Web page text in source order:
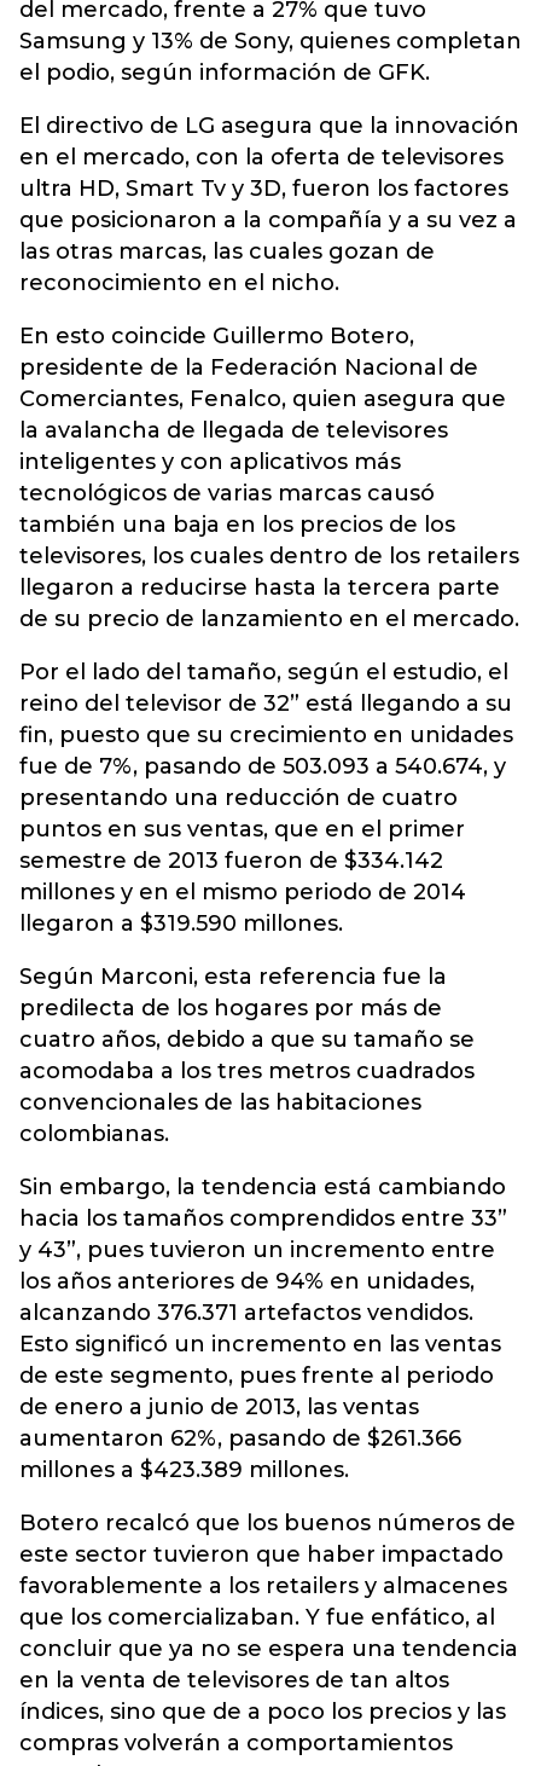
del mercado, frente a 27% que tuvo
Samsung y 13% de Sony, quienes completan
el podio, según información de GFK.
El directivo de LG asegura que la innovación
en el mercado, con la oferta de televisores
ultra HD, Smart Tv y 3D, fueron los factores
que posicionaron a la compañía y a su vez a
las otras marcas, las cuales gozan de
reconocimiento en el nicho.
En esto coincide Guillermo Botero,
presidente de la Federación Nacional de
Comerciantes, Fenalco, quien asegura que
la avalancha de llegada de televisores
inteligentes y con aplicativos más
tecnológicos de varias marcas causó
también una baja en los precios de los
televisores, los cuales dentro de los retailers
llegaron a reducirse hasta la tercera parte
de su precio de lanzamiento en el mercado.
Por el lado del tamaño, según el estudio, el
reino del televisor de 32” está llegando a su
fin, puesto que su crecimiento en unidades
fue de 7%, pasando de 503.093 a 540.674, y
presentando una reducción de cuatro
puntos en sus ventas, que en el primer
semestre de 2013 fueron de $334.142
millones y en el mismo periodo de 2014
llegaron a $319.590 millones.
Según Marconi, esta referencia fue la
predilecta de los hogares por más de
cuatro años, debido a que su tamaño se
acomodaba a los tres metros cuadrados
convencionales de las habitaciones
colombianas.
Sin embargo, la tendencia está cambiando
hacia los tamaños comprendidos entre 33”
y 43”, pues tuvieron un incremento entre
los años anteriores de 94% en unidades,
alcanzando 376.371 artefactos vendidos.
Esto significó un incremento en las ventas
de este segmento, pues frente al periodo
de enero a junio de 2013, las ventas
aumentaron 62%, pasando de $261.366
millones a $423.389 millones.
Botero recalcó que los buenos números de
este sector tuvieron que haber impactado
favorablemente a los retailers y almacenes
que los comercializaban. Y fue enfático, al
concluir que ya no se espera una tendencia
en la venta de televisores de tan altos
índices, sino que de a poco los precios y las
compras volverán a comportamientos